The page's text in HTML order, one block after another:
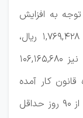
با توجه به افزایش
حداقل دستمزد روزانه در سال ۱۴۰۲ به ۱,۷۶۹,۴۲۸ ریال،
کمترین مبلغ عیدی قانونی در سال جاری نیز ۱۰۶,۱۶۵,۶۸۰
کار آمده
است که مبلغ پرداخت عیدی کارکنان نباید از ۹۰ روز حداقل